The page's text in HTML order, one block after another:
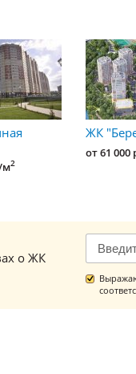
м2
ЖК
от 61
о ЖК